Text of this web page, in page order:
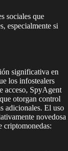
sociales que
especialmente si
significativa en
los infostealers
acceso, SpyAgent
otorgan control
adicionales. El uso
novedosa
criptomonedas: